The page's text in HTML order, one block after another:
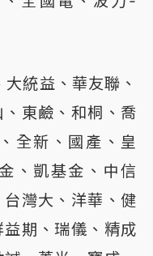
統益、華友聯、
東鹼、和桐、喬
全新、國產、皇
、凱基金、中信
灣大、洋華、健
期、瑞儀、精成